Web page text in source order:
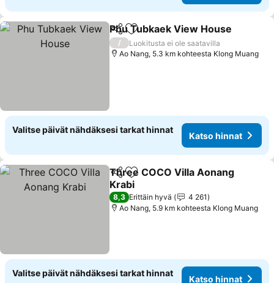
Jaa Lisää suosikkeihin
Phu Tubkaek View House
/
Luokitusta ei ole saatavilla
Ao Nang, 5.3 km kohteesta Klong Muang
Valitse päivät nähdäksesi tarkat hinnat
Katso hinnat
Jaa Lisää suosikkeihin
Three COCO Villa Aonang
Krabi
8,3 Erittäin hyvä
4 261
Ao Nang, 5.9 km kohteesta Klong Muang
Valitse päivät nähdäksesi tarkat hinnat
Katso hinnat